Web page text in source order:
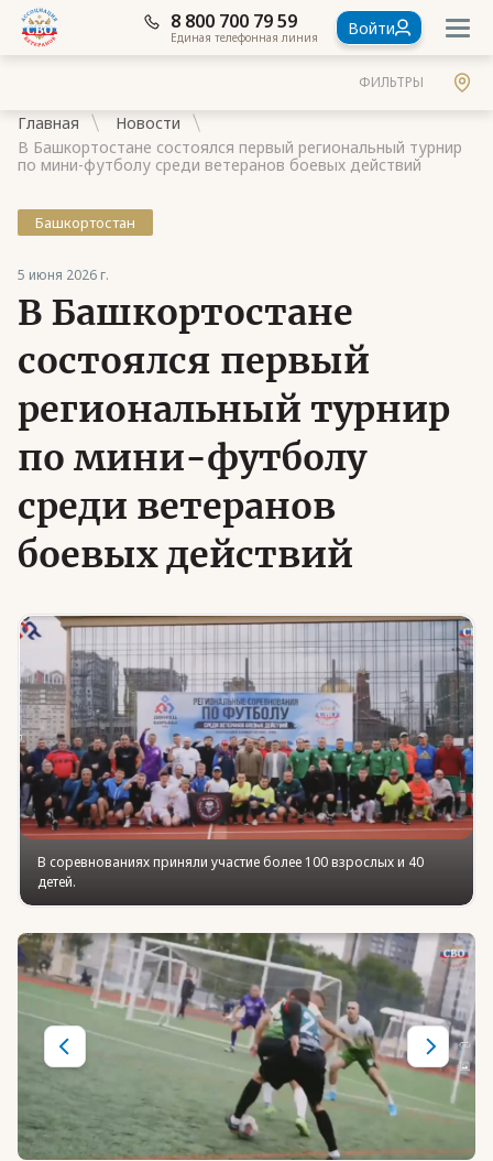
8 800 700 79 59
Единая телефонная линия Войти
ФИЛЬТРЫ
Главная
Новости
В Башкортостане состоялся первый региональный турнир
по мини-футболу среди ветеранов боевых действий
Башкортостан
5 июня 2026 г.
В Башкортостане
состоялся первый
региональный турнир
по мини-футболу
среди ветеранов
боевых действий
В соревнованиях приняли участие более 100 взрослых и 40
детей.
Стать членом Ассоциации ветеранов СВО
Ассоциация в субъектах России
Частые вопросы
Юридическая помощь
Региональные меры поддержки